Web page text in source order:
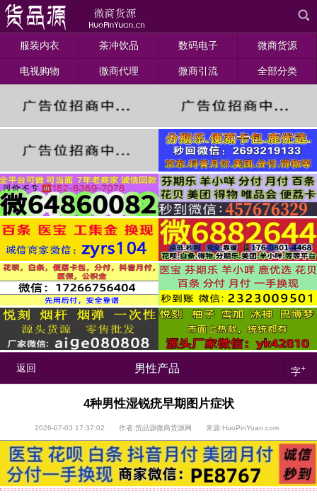
服装内衣 茶冲饮品 数码电子 微商货源
电视购物 微商代理 微商引流 全部分类
返回 男性产品 字+
4种男性湿锐疣早期图片症状
2026-07-03 17:37:02 作者:货品源微商货源网 来源:HuoPinYuan.com